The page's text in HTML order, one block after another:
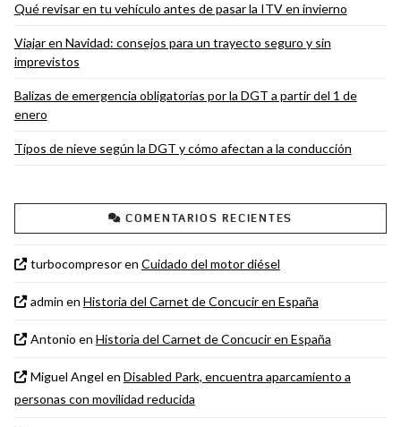
Qué revisar en tu vehículo antes de pasar la ITV en invierno
Viajar en Navidad: consejos para un trayecto seguro y sin
imprevistos
Balizas de emergencia obligatorias por la DGT a partir del 1 de
enero
Tipos de nieve según la DGT y cómo afectan a la conducción
COMENTARIOS RECIENTES
turbocompresoren Cuidado del motor diésel
admin en Historia del Carnet de Concucir en España
Antonio en Historia del Carnet de Concucir en España
Miguel Angel en Disabled Park, encuentra aparcamiento a
personas con movilidad reducida